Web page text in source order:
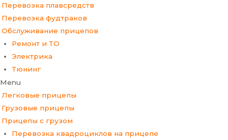
Перевозка плавсредств
Перевозка фудтраков
Обслуживание прицепов
Ремонт и ТО
Электрика
Тюнинг
Menu
Легковые прицепы
Грузовые прицепы
Прицепы с грузом
Перевозка квадроциклов на прицепе